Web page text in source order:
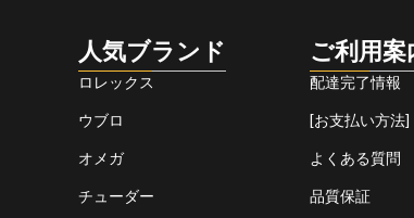
人気ブランド
ロレックス
ウブロ
オメガ
チューダー
ご利用案
配達完了情報
[お支払い方法]
よくある質問
品質保証